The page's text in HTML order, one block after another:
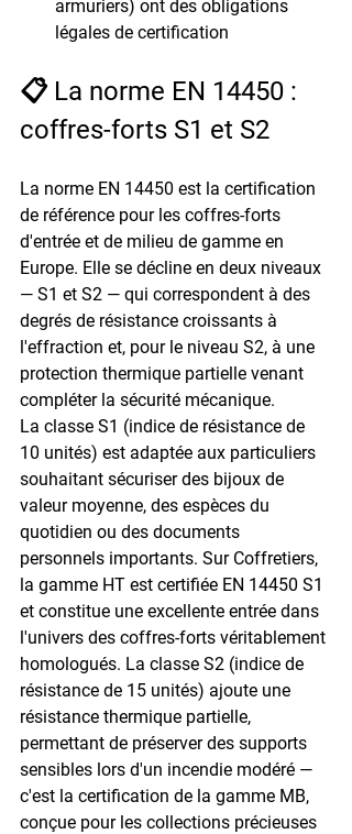
armuriers) ont des obligations
légales de certification
📋 La norme EN 14450 :
coffres-forts S1 et S2
La norme EN 14450 est la certification
de référence pour les coffres-forts
d'entrée et de milieu de gamme en
Europe. Elle se décline en deux niveaux
— S1 et S2 — qui correspondent à des
degrés de résistance croissants à
l'effraction et, pour le niveau S2, à une
protection thermique partielle venant
compléter la sécurité mécanique.
La classe S1 (indice de résistance de
10 unités) est adaptée aux particuliers
souhaitant sécuriser des bijoux de
valeur moyenne, des espèces du
quotidien ou des documents
personnels importants. Sur Coffretiers,
la gamme HT est certifiée EN 14450 S1
et constitue une excellente entrée dans
l'univers des coffres-forts véritablement
homologués. La classe S2 (indice de
résistance de 15 unités) ajoute une
résistance thermique partielle,
permettant de préserver des supports
sensibles lors d'un incendie modéré —
c'est la certification de la gamme MB,
conçue pour les collections précieuses